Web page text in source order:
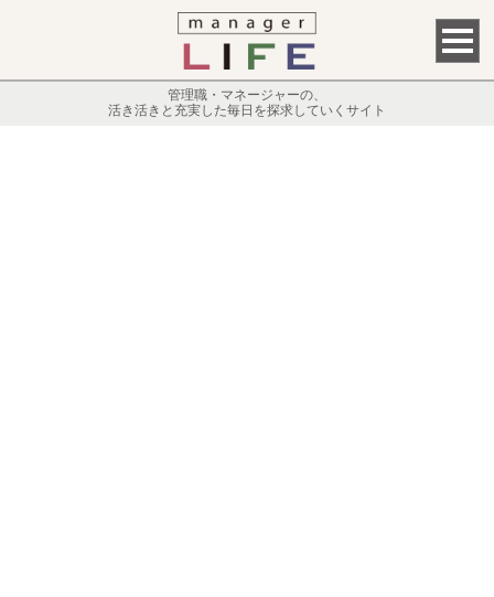
管理職・マネージャーの、
活き活きと充実した毎日を探求していくサイト